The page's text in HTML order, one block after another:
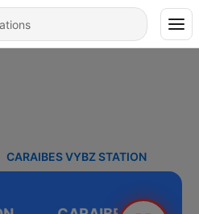
CARAIBES VYBZ STATION